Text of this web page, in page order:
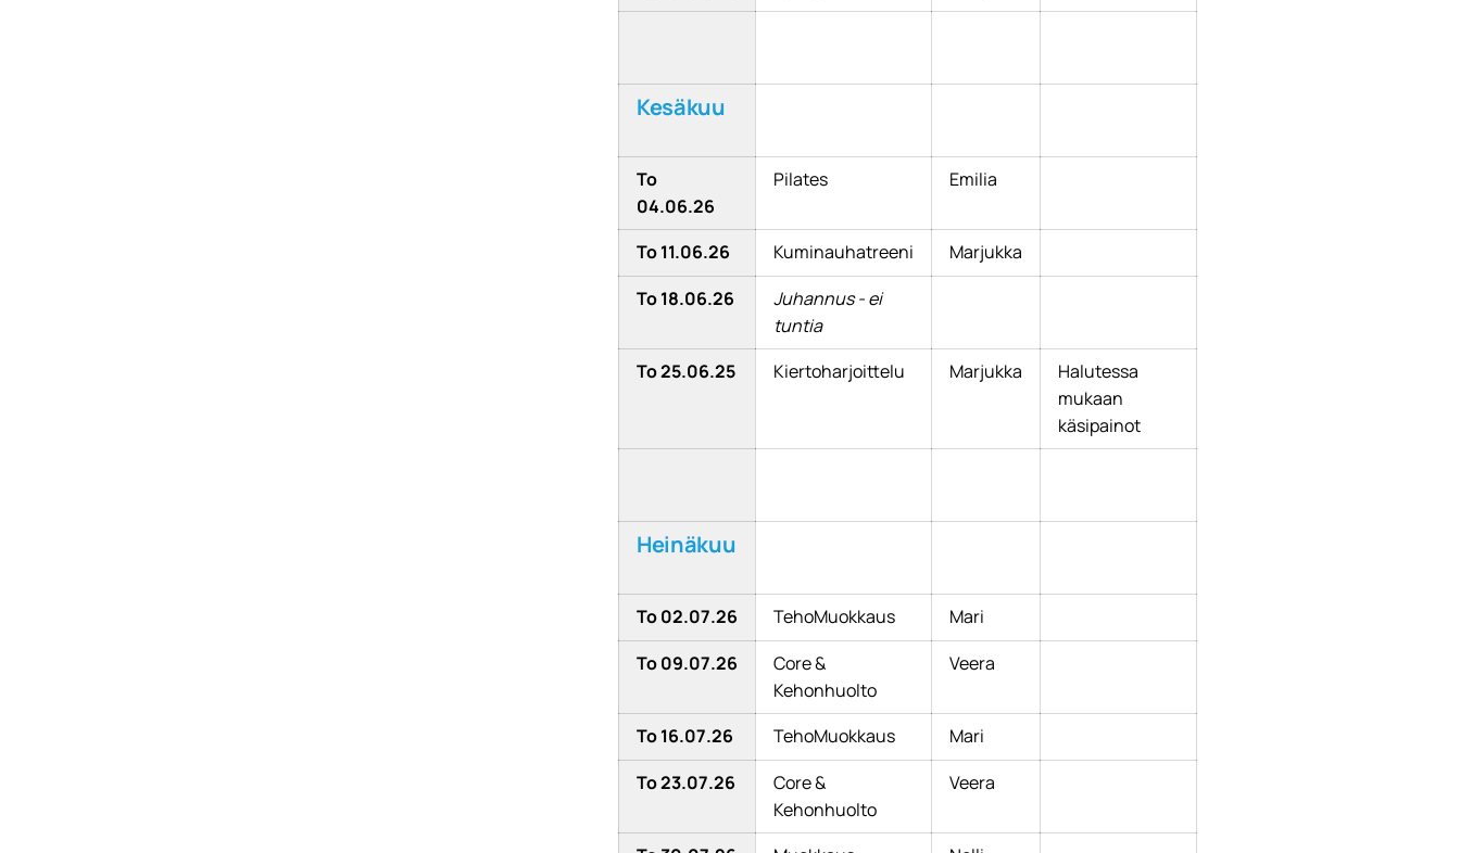
Kesäkuu
To
04.06.26
Pilates Emilia
To 11.06.26 Kuminauhatreeni
Marjukka
To 18.06.26
Juhannus - ei
tuntia
To 25.06.25
Kiertoharjoittelu Marjukka
Halutessa
mukaan
käsipainot
Heinäkuu
To 02.07.26 TehoMuokkaus
Mari
To 09.07.26
Core &
Kehonhuolto
Veera
To 16.07.26 TehoMuokkaus
Mari
To 23.07.26
Core &
Kehonhuolto
Veera